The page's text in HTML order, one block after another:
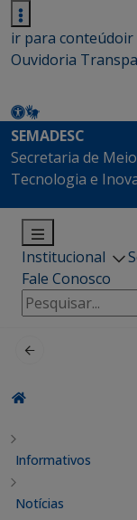
ir para conteúdoir
Ouvidoria
SEMADESC
Secretaria de
Tecnologia e
Institucional
Fale Conosco
Pesquisar
por:
Informativos
Notícias